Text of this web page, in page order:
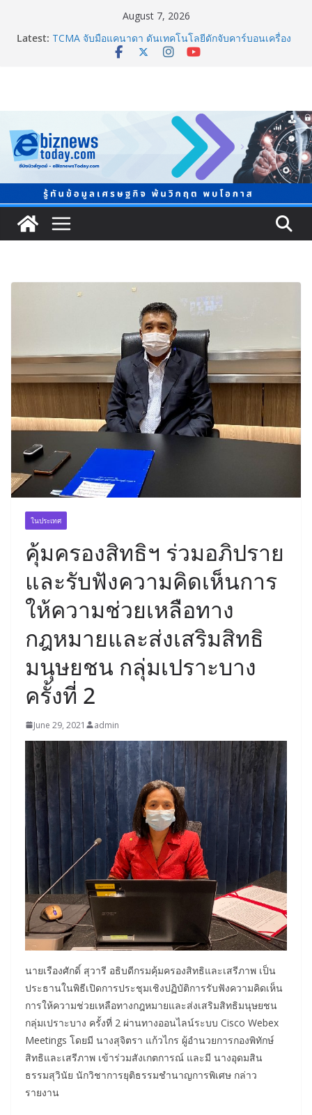
August 7, 2026
Latest: Guangzhou Yinghao School เผยวิสัยทัศน์การศึกษาที่
พร้อมรับอนาคต
TCMA จับมือแคนาดา ดันเทคโนโลยีดักจับคาร์บอนเครื่อง
ภาครัฐ-เอกชนจับมือสัมมนาใหญ่ ยกระดับอุตสาหกรรมเซ
รามิกไทยสู่สากล พร้อมชวนผู้ประกอบไทยร่วมงาน
“Ceramics Vietnam & Stone Vietnam 2026”
อลิอันซ์ อยุธยา ส่งเสริมคนไทยเตรียมพร้อมรับมือวิกฤต
เปิดพื้นที่ “Level Up the Care by Allianz Ayudhya
นิทรรศการยกระดับ…ความเป็นห่วง” ในงาน Hug
HeartYai
ในประเทศ
คุ้มครองสิทธิฯ ร่วมอภิปราย
และรับฟังความคิดเห็นการ
ให้ความช่วยเหลือทาง
กฎหมายและส่งเสริมสิทธิ
มนุษยชน กลุ่มเปราะบาง
ครั้งที่ 2
June 29, 2021 admin
นายเรืองศักดิ์ สุวารี อธิบดีกรมคุ้มครองสิทธิและเสรีภาพ เป็น
ประธานในพิธีเปิดการประชุมเชิงปฏิบัติการรับฟังความคิดเห็น
การให้ความช่วยเหลือทางกฎหมายและส่งเสริมสิทธิมนุษยชน
กลุ่มเปราะบาง ครั้งที่ 2 ผ่านทางออนไลน์ระบบ Cisco Webex
Meetings โดยมี นางสุจิตรา แก้วไกร ผู้อำนวยการกองพิทักษ์
สิทธิและเสรีภาพ เข้าร่วมสังเกตการณ์ และมี นางอุดมสิน
ธรรมสุวินัย นักวิชาการยุติธรรมชำนาญการพิเศษ กล่าว
รายงาน